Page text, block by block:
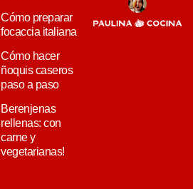
Cómo preparar
focaccia italiana
Cómo hacer
ñoquis caseros
paso a paso
Berenjenas
rellenas: con
carne y
vegetarianas!